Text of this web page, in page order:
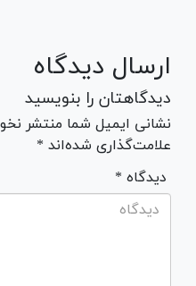
ارسال دیدگاه
دیدگاهتان را بنویسید
نشانی ایمیل شما منتشر
علامت‌گذاری شده‌اند *
* دیدگاه